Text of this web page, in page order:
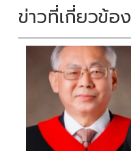
ข่าวที่เกี่ยวข้อง